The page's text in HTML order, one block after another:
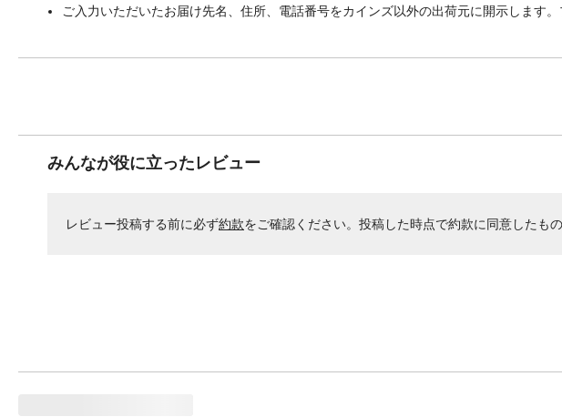
ご入力いただいたお届け先名、住所、電話番号をカインズ以外の出荷元に開示します
みんなが役に立ったレビュー
レビュー投稿する前に必ず約款をご確認ください。投稿した時点で約款に同意したもの